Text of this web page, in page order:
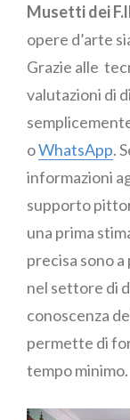
Musetti dei
opere d’arte
Grazie alle
valutazioni di
oWhatsApp.
informazioni
supporto
una prima
precisa sono
nel settore di
conoscenza
permette di
tempo minimo.